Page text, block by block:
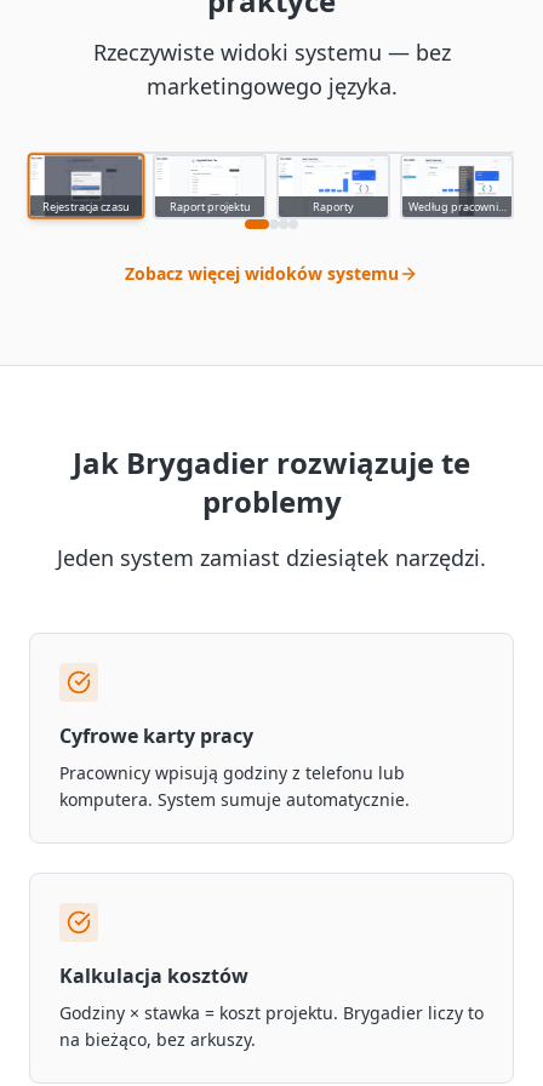
Rzeczywiste widoki systemu — bez
marketingowego języka.
app.brygadier.com
Rejestracja czasu Raport projektu Raporty Według pracownika
Zobacz więcej widoków systemu
Jak Brygadier rozwiązuje te
problemy
Jeden system zamiast dziesiątek narzędzi.
Cyfrowe karty pracy
Pracownicy wpisują godziny z telefonu lub
komputera. System sumuje automatycznie.
Kalkulacja kosztów
Godziny × stawka = koszt projektu. Brygadier liczy to
na bieżąco, bez arkuszy.